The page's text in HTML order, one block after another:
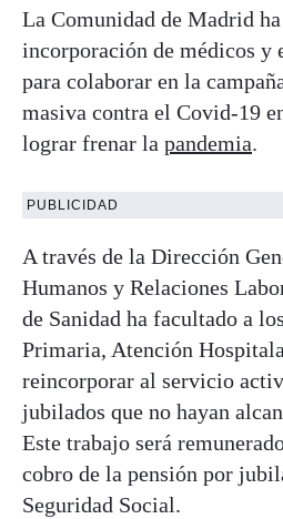
La Comunidad de Madrid
incorporación de médicos y
para colaborar en la
masiva contra el Covid-19
lograr frenar la pandemia.
PUBLICIDAD
A través de la Dirección
Humanos y Relaciones
de Sanidad ha facultado a
Primaria, Atención
reincorporar al servicio
jubilados que no hayan
Este trabajo será
cobro de la pensión por
Seguridad Social.